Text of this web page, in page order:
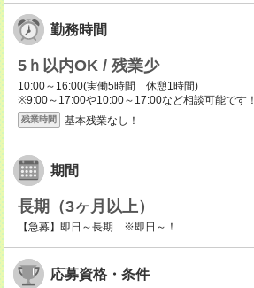
勤務時間
5ｈ以内OK / 残業少
10:00～16:00(実働5時間 休憩1時間)
※9:00～17:00や10:00～17:00など相談可能です！
残業時間 基本残業なし！
期間
長期（3ヶ月以上）
【急募】即日～長期 ※即日～！
応募資格・条件